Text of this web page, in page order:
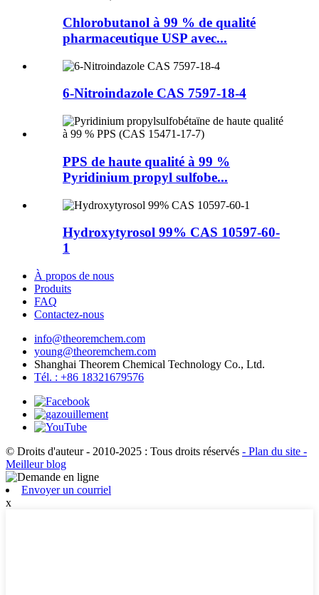
Chlorobutanol à 99 % de qualité
pharmaceutique USP avec...
6-Nitroindazole CAS 7597-18-4
PPS de haute qualité à 99 %
Pyridinium propyl sulfobe...
Hydroxytyrosol 99% CAS 10597-60-
1
À propos de nous
Produits
FAQ
Contactez-nous
info@theoremchem.com
young@theoremchem.com
Shanghai Theorem Chemical Technology Co., Ltd.
Tél. : +86 18321679576
© Droits d'auteur - 2010-2025 : Tous droits réservés - Plan du site -
Meilleur blog
Envoyer un courriel
x